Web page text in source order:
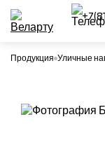
Продукция Уличные